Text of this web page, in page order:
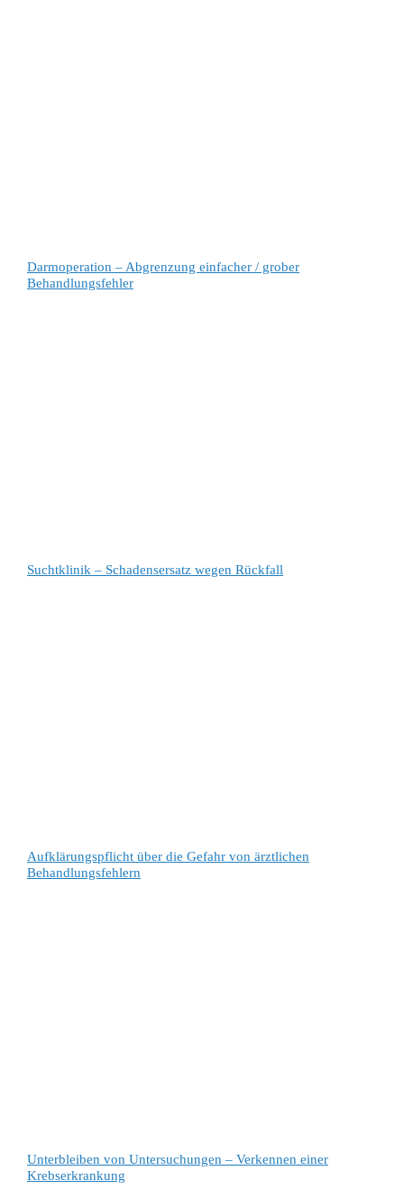
Darmoperation – Abgrenzung einfacher / grober
Behandlungsfehler
Suchtklinik – Schadensersatz wegen Rückfall
Aufklärungspflicht über die Gefahr von ärztlichen
Behandlungsfehlern
Unterbleiben von Untersuchungen – Verkennen einer
Krebserkrankung